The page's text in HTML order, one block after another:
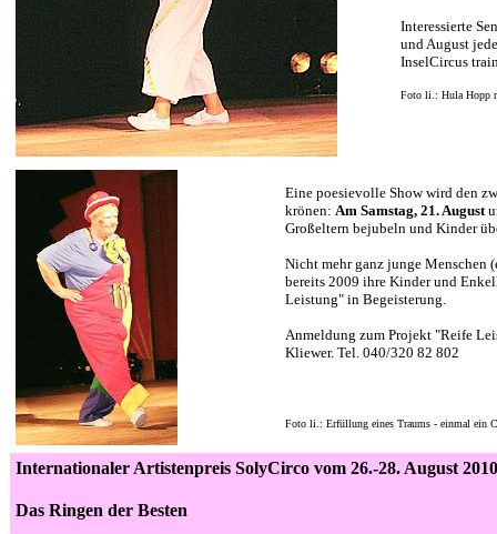
Interessierte
und August
InselCircus
Foto li.: Hula Hopp
Eine poesievolle Show wird den
krönen: Am Samstag, 21. August
Großeltern bejubeln und Kinder
Nicht mehr ganz junge Menschen
bereits 2009 ihre Kinder und
Leistung" in Begeisterung.
Anmeldung zum Projekt "Reife
Kliewer. Tel. 040/320 82 802
Foto li.: Erfüllung eines Traums - einmal ein
Internationaler Artistenpreis SolyCirco vom 26.-28. August
Das Ringen der Besten